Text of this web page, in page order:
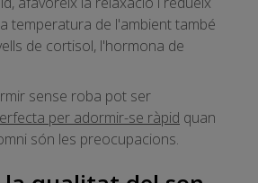
temperatura de l'ambient també
de cortisol, l'hormona de
sense roba pot ser
per adormir-se ràpid quan
són les preocupacions.